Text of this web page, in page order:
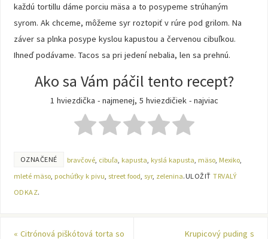
každú tortillu dáme porciu mäsa a to posypeme strúhaným
syrom. Ak chceme, môžeme syr roztopiť v rúre pod grilom. Na
záver sa plnka posype kyslou kapustou a červenou cibuľkou.
Ihneď podávame. Tacos sa pri jedení nebalia, len sa prehnú.
Ako sa Vám páčil tento recept?
1 hviezdička - najmenej, 5 hviezdičiek - najviac
OZNAČENÉ bravčové, cibuľa, kapusta, kyslá kapusta, mäso, Mexiko,
mleté mäso, pochúťky k pivu, street food, syr, zelenina. ULOŽIŤTRVALÝ
ODKAZ.
« Citrónová piškótová torta so
Krupicový puding s